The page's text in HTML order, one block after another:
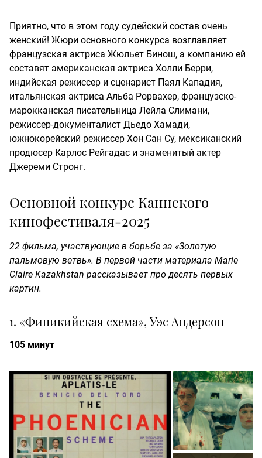
Приятно, что в этом году судейский состав очень
женский! Жюри основного конкурса возглавляет
французская актриса Жюльет Бинош, а компанию ей
составят американская актриса Холли Берри,
индийская режиссер и сценарист Паял Кападия,
итальянская актриса Альба Рорвахер, французско-
марокканская писательница Лейла Слимани,
режиссер-документалист Дьедо Хамади,
южнокорейский режиссер Хон Сан Су, мексиканский
продюсер Карлос Рейгадас и знаменитый актер
Джереми Стронг.
Основной конкурс Каннского
кинофестиваля-2025
22 фильма, участвующие в борьбе за «Золотую
пальмовую ветвь». В первой части материала Marie
Claire Kazakhstan рассказывает про десять первых
картин.
1. «Финикийская схема», Уэс Андерсон
105 минут